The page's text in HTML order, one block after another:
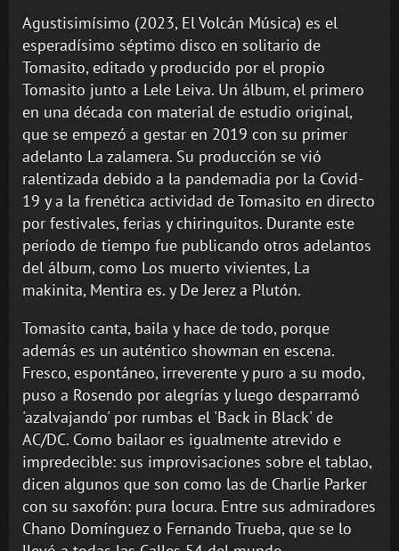
Agustisimísimo (2023, El Volcán Música) es el
esperadísimo séptimo disco en solitario de
Tomasito, editado y producido por el propio
Tomasito junto a Lele Leiva. Un álbum, el primero
en una década con material de estudio original,
que se empezó a gestar en 2019 con su primer
adelanto La zalamera. Su producción se vió
ralentizada debido a la pandemadia por la Covid-
19 y a la frenética actividad de Tomasito en directo
por festivales, ferias y chiringuitos. Durante este
período de tiempo fue publicando otros adelantos
del álbum, como Los muerto vivientes, La
makinita, Mentira es. y De Jerez a Plutón.
Tomasito canta, baila y hace de todo, porque
además es un auténtico showman en escena.
Fresco, espontáneo, irreverente y puro a su modo,
puso a Rosendo por alegrías y luego desparramó
'azalvajando' por rumbas el 'Back in Black' de
AC/DC. Como bailaor es igualmente atrevido e
impredecible: sus improvisaciones sobre el tablao,
dicen algunos que son como las de Charlie Parker
con su saxofón: pura locura. Entre sus admiradores
Chano Domínguez o Fernando Trueba, que se lo